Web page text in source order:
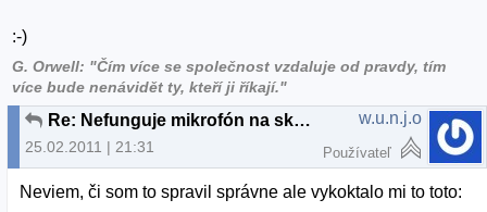
:-)
G. Orwell: "Čím více se společnost vzdaluje od pravdy, tím
více bude nenávidět ty, kteří ji říkají."
Re: Nefunguje mikrofón na skype
25.02.2011 | 21:31
w.u.n.j.o
Používateľ
Neviem, či som to spravil správne ale vykoktalo mi to toto: